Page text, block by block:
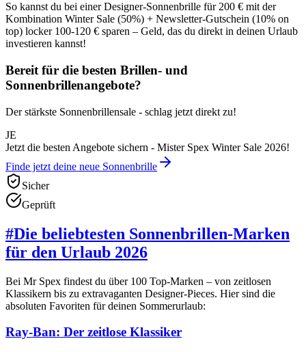
So kannst du bei einer Designer-Sonnenbrille für 200 € mit der
Kombination Winter Sale (50%) + Newsletter-Gutschein (10% on
top) locker 100-120 € sparen – Geld, das du direkt in deinen Urlaub
investieren kannst!
Bereit für die besten Brillen- und
Sonnenbrillenangebote?
Der stärkste Sonnenbrillensale - schlag jetzt direkt zu!
JE
Jetzt die besten Angebote sichern - Mister Spex Winter Sale 2026!
Finde jetzt deine neue Sonnenbrille
Sicher
Geprüft
#Die beliebtesten Sonnenbrillen-Marken
für den Urlaub 2026
Bei Mr Spex findest du über 100 Top-Marken – von zeitlosen
Klassikern bis zu extravaganten Designer-Pieces. Hier sind die
absoluten Favoriten für deinen Sommerurlaub:
Ray-Ban: Der zeitlose Klassiker